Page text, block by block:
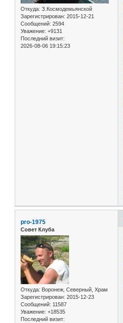
Откуда: З.Космодемьянской
Зарегистрирован: 2015-12-21
Сообщений: 2594
Уважение: +9131
Последний визит:
2026-08-06 19:15:23
pro-1975
Совет Клуба
Откуда: Воронеж, Северный, Храм
Зарегистрирован: 2015-12-23
Сообщений: 11587
Уважение: +18535
Последний визит: